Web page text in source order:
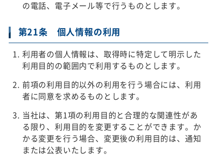
の電話、電子メール等で行うものとします。
第21条 個人情報の利用
利用者の個人情報は、取得時に特定して明示した
利用目的の範囲内で利用するものとします。
前項の利用目的以外の利用を行う場合には、利用
者に同意を求めるものとします。
当社は、第1項の利用目的と合理的な関連性があ
る限り、利用目的を変更することができます。か
かる変更を行う場合、変更後の利用目的は、通知
または公表いたします。